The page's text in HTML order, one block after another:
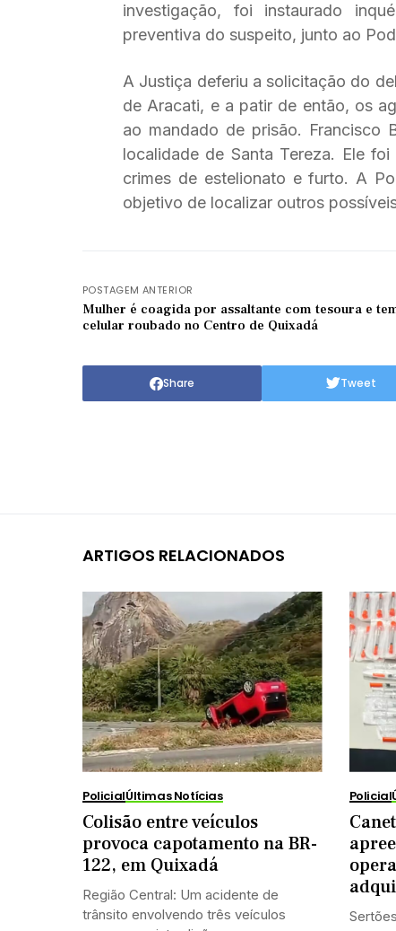
investigação, foi instaurado
preventiva do suspeito, junto ao
A Justiça deferiu a solicitação do
de Aracati, e a patir de então, os
ao mandado de prisão. Francisco
localidade de Santa Tereza. Ele
crimes de estelionato e furto. A
objetivo de localizar outros
POSTAGEM ANTERIOR
Mulher é coagida por assaltante com tesoura e
celular roubado no Centro de Quixadá
Share Tweet
ARTIGOS RELACIONADOS
PolicialÚltimas Notícias
Colisão entre veículos
provoca capotamento na BR-
122, em Quixadá
Região Central: Um acidente de
trânsito envolvendo três veículos
Policial